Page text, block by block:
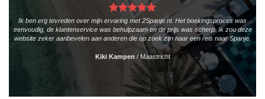
Ik ben erg tevreden over mijn ervaring met 2Spanje.nl. Het boekingsproces was
eenvoudig, de klantenservice was behulpzaam en de prijs was scherp. Ik zou deze
website zeker aanbevelen aan anderen die op zoek zijn naar een reis naar Spanje.
Kiki Kampen /Maastricht